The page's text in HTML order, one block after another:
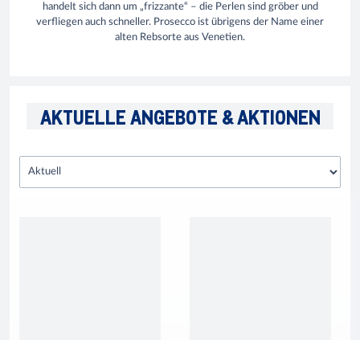
handelt sich dann um „frizzante“ – die Perlen sind gröber und
verfliegen auch schneller. Prosecco ist übrigens der Name einer
alten Rebsorte aus Venetien.
AKTUELLE ANGEBOTE & AKTIONEN